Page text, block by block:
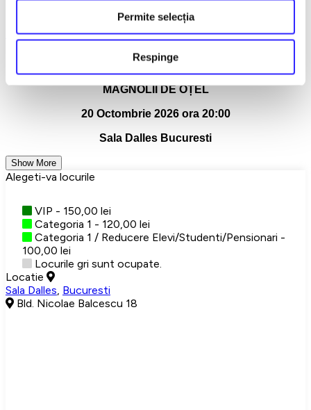
Permite selecția
Respinge
Ileana Lucaciu – Critic de teatru
Teatrul AvangardiaBucurestiSala DallesTeatru
MAGNOLII DE OȚEL
20 Octombrie 2026 ora 20:00
Sala Dalles Bucuresti
Show More
Alegeti-va locurile
VIP - 150,00 lei
Categoria 1 - 120,00 lei
Categoria 1 / Reducere Elevi/Studenti/Pensionari -
100,00 lei
Locurile gri sunt ocupate.
Locatie
Sala Dalles Bucuresti
Bld. Nicolae Balcescu 18